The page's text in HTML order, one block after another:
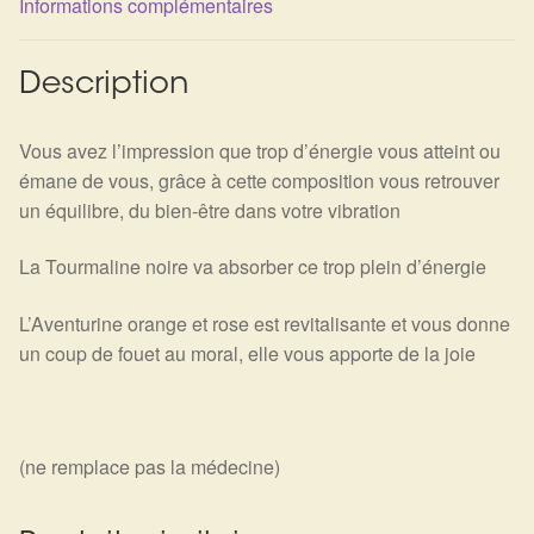
Détails du compte
Commandes
Informations complémentaires
Description
Vous avez l’impression que trop d’énergie vous atteint ou
émane de vous, grâce à cette composition vous retrouver
un équilibre, du bien-être dans votre vibration
La Tourmaline noire va absorber ce trop plein d’énergie
L’Aventurine orange et rose est revitalisante et vous donne
un coup de fouet au moral, elle vous apporte de la joie
(ne remplace pas la médecine)